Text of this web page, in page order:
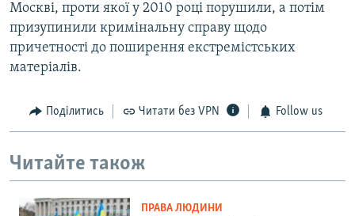
Москві, проти якої у 2010 році порушили, а потім
призупинили кримінальну справу щодо
причетності до поширення екстремістських
матеріалів.
Поділитись Читати без VPN Follow us
Читайте також
ПРАВА ЛЮДИНИ